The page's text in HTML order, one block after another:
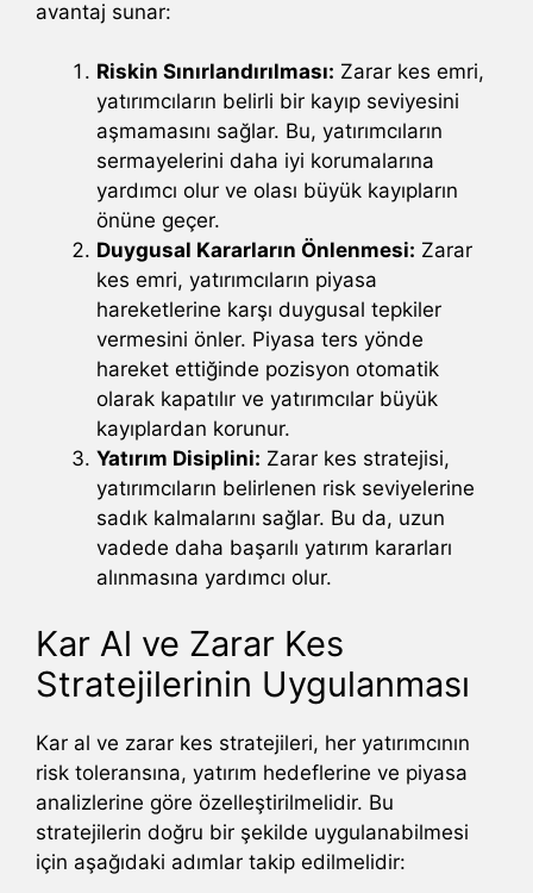
avantaj sunar:
Riskin Sınırlandırılması: Zarar kes emri,
yatırımcıların belirli bir kayıp seviyesini
aşmamasını sağlar. Bu, yatırımcıların
sermayelerini daha iyi korumalarına
yardımcı olur ve olası büyük kayıpların
önüne geçer.
Duygusal Kararların Önlenmesi: Zarar
kes emri, yatırımcıların piyasa
hareketlerine karşı duygusal tepkiler
vermesini önler. Piyasa ters yönde
hareket ettiğinde pozisyon otomatik
olarak kapatılır ve yatırımcılar büyük
kayıplardan korunur.
Yatırım Disiplini: Zarar kes stratejisi,
yatırımcıların belirlenen risk seviyelerine
sadık kalmalarını sağlar. Bu da, uzun
vadede daha başarılı yatırım kararları
alınmasına yardımcı olur.
Kar Al ve Zarar Kes
Stratejilerinin Uygulanması
Kar al ve zarar kes stratejileri, her yatırımcının
risk toleransına, yatırım hedeflerine ve piyasa
analizlerine göre özelleştirilmelidir. Bu
stratejilerin doğru bir şekilde uygulanabilmesi
için aşağıdaki adımlar takip edilmelidir: